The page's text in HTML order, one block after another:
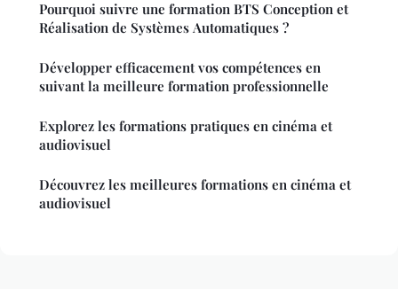
Pourquoi suivre une formation BTS Conception et
Réalisation de Systèmes Automatiques ?
Développer efficacement vos compétences en
suivant la meilleure formation professionnelle
Explorez les formations pratiques en cinéma et
audiovisuel
Découvrez les meilleures formations en cinéma et
audiovisuel